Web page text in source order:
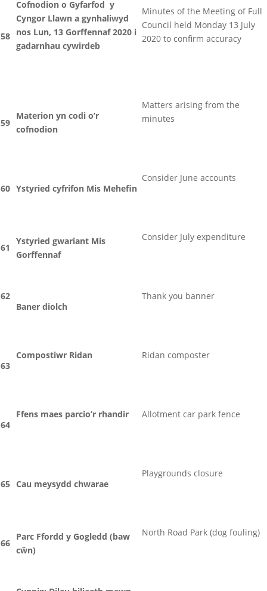
58
Cofnodion o Gyfarfod y
Cyngor Llawn a gynhaliwyd
nos Lun, 13 Gorffennaf 2020 i
gadarnhau cywirdeb
Minutes of the Meeting of Full
Council held Monday 13 July
2020 to confirm accuracy
59
Materion yn codi o’r
cofnodion
Matters arising from the
minutes
60 Ystyried cyfrifon Mis Mehefin
Consider June accounts
61
Ystyried gwariant Mis
Gorffennaf
Consider July expenditure
62
Baner diolch
Thank you banner
63
Compostiwr Ridan Ridan composter
64
Ffens maes parcio’r rhandir Allotment car park fence
65 Cau meysydd chwarae
Playgrounds closure
66
Parc Ffordd y Gogledd (baw
cŵn)
North Road Park (dog fouling)